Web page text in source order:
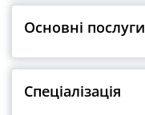
Основні послуги
Спеціалізація